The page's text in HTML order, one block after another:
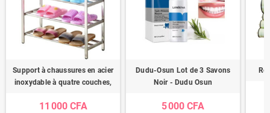
Support à chaussures en acier
inoxydable à quatre couches,
11 000 CFA
Dudu-Osun Lot de 3 Savons
Noir - Dudu Osun
5 000 CFA